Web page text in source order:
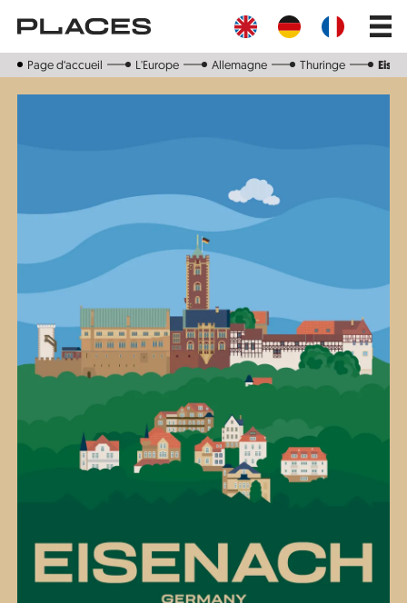
contenu
Main
Page d‘accueil L'Europe Allemagne Thuringe